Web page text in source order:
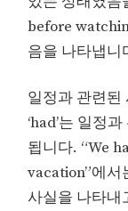
before
음을 나타냅니
일정과 관련된
‘had’는 일정
됩니다. “We
vacation”에서
사실을 나타내